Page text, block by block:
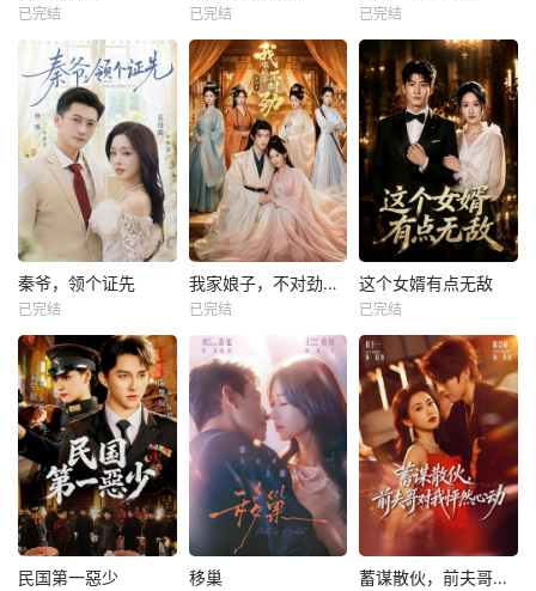
已完结 已完结 已完结
秦爷，领个证先
已完结
我家娘子，不对劲第四季
已完结
这个女婿有点无敌
已完结
民国第一惡少 移巢 蓄谋散伙，前夫哥对我怦然心动